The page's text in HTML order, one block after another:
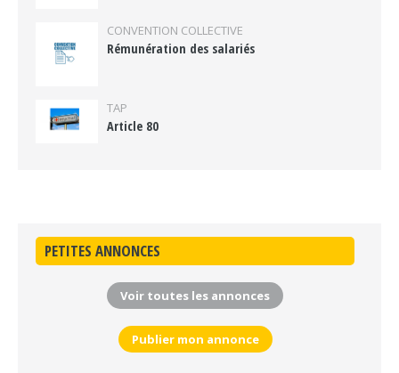
CONVENTION COLLECTIVE
Rémunération des salariés
TAP
Article 80
PETITES ANNONCES
Voir toutes les annonces
Publier mon annonce